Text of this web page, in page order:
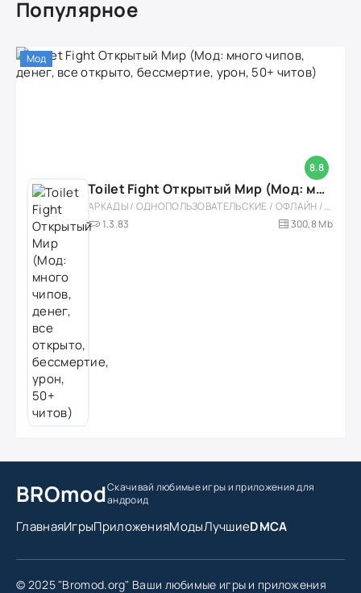
Популярное
8.8
Мод
Toilet Fight Открытый Мир (Мод: много чипов, денег, все открыто, бессмертие, урон, 50+ читов)
АРКАДЫ / ОДНОПОЛЬЗОВАТЕЛЬСКИЕ / ОФЛАЙН / МОД / РОЛЕВЫЕ / ШУТЕРЫ / ОТКРЫТЫЙ МИР / ВСТРОЕННЫЙ КЕШ / 3D / ЭКШЕНЫ / ТУАЛЕТНЫЕ ВОЙНЫ / ДЛЯ ДЕТЕЙ
1.3.83
300,8 Mb
BROmodСкачивай любимые игрыи приложения для
андроид
ГлавнаяИгрыПриложенияМодыЛучшиеDMCA
© 2025 "Bromod.org" Ваши любимые игры и приложения